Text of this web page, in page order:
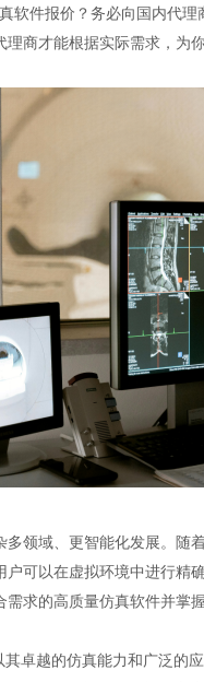
真软件报价？务必向国内代
商才能根据实际需求，为
领域、更智能化发展。
可以在虚拟环境中进行
求的高质量仿真软件并掌
其卓越的仿真能力和广泛